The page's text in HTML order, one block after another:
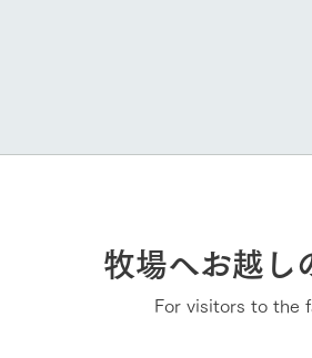
牧場へお越し
For visitors to the